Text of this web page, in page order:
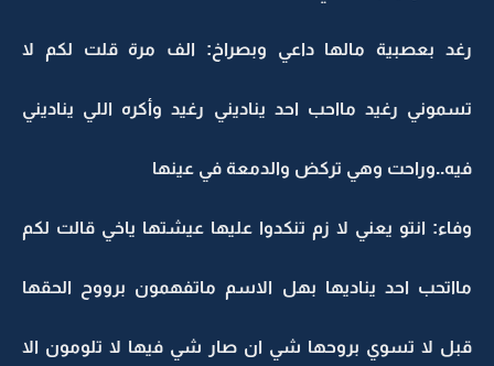
رغد بعصبية مالها داعي وبصراخ: الف مرة قلت لكم لا
تسموني رغيد مااحب احد يناديني رغيد وأكره اللي يناديني
فيه..وراحت وهي تركض والدمعة في عينها
وفاء: انتو يعني لا زم تنكدوا عليها عيشتها ياخي قالت لكم
مااتحب احد يناديها بهل الاسم ماتفهمون برووح الحقها
قبل لا تسوي بروحها شي ان صار شي فيها لا تلومون الا